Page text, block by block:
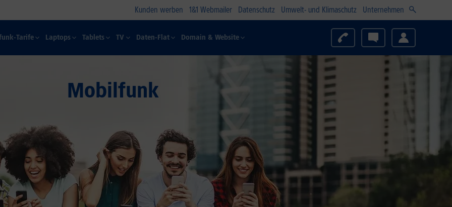
Kunden werben 1&1 Webmailer Datenschutz Umwelt- und Klimaschutz Unternehmen
Tarife Laptops Tablets TV Daten-Flat Domain & Website
Mobilfunk